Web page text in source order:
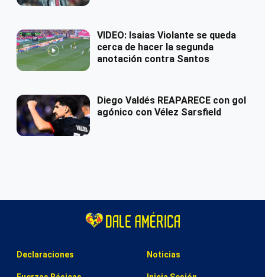
VIDEO: Isaias Violante se queda
cerca de hacer la segunda
anotación contra Santos
Diego Valdés REAPARECE con gol
agónico con Vélez Sarsfield
Declaraciones Noticias